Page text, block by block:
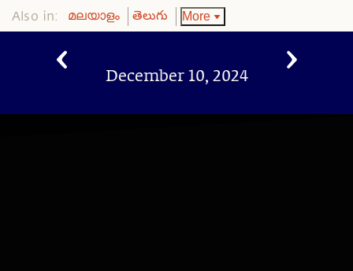
Also in: മലയാളം తెలుగు More
December 10, 2024